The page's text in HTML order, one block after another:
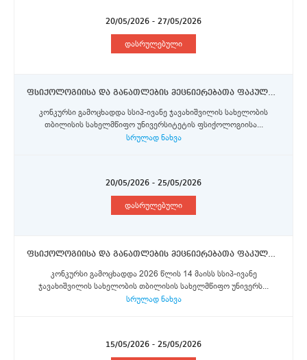
20/05/2026 - 27/05/2026
დასრულებული
ფსიქოლოგიისა და განათლების მეცნიერებათა ფაკულტეტი - ფსიქოლოგიური კონსულტაციისა და ტრენინგის ცენტრის ფსიქოლოგი კონსულტანტი (0.5 განაკვეთი) შტატგარეშე პოზიცია
კონკურსი გამოცხადდა სსიპ-ივანე ჯავახიშვილის სახელობის
თბილისის სახელმწიფო უნივერსიტეტის ფსიქოლოგიისა...
სრულად ნახვა
20/05/2026 - 25/05/2026
დასრულებული
ფსიქოლოგიისა და განათლების მეცნიერებათა ფაკულტეტი - სასწავლო პროცესის მართვის სამსახურის მთავარი სპეციალისტი (II კატეგორია)
კონკურსი გამოცხადდა 2026 წლის 14 მაისს სსიპ-ივანე
ჯავახიშვილის სახელობის თბილისის სახელმწიფო უნივერს...
სრულად ნახვა
15/05/2026 - 25/05/2026